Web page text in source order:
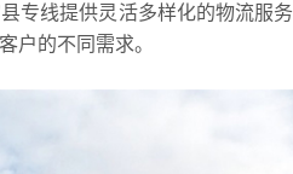
专线提供灵活多样化的物流服
户的不同需求。